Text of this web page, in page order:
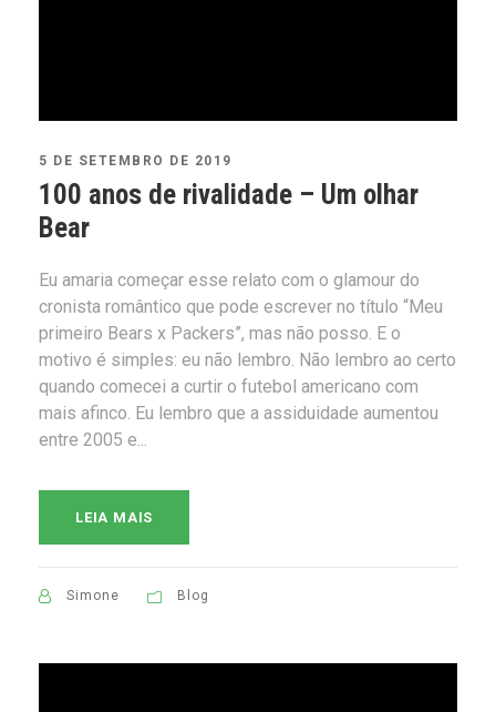
5 DE SETEMBRO DE 2019
100 anos de rivalidade – Um olhar
Bear
Eu amaria começar esse relato com o glamour do
cronista romântico que pode escrever no título “Meu
primeiro Bears x Packers”, mas não posso. E o
motivo é simples: eu não lembro. Não lembro ao certo
quando comecei a curtir o futebol americano com
mais afinco. Eu lembro que a assiduidade aumentou
entre 2005 e...
LEIA MAIS
Simone Blog